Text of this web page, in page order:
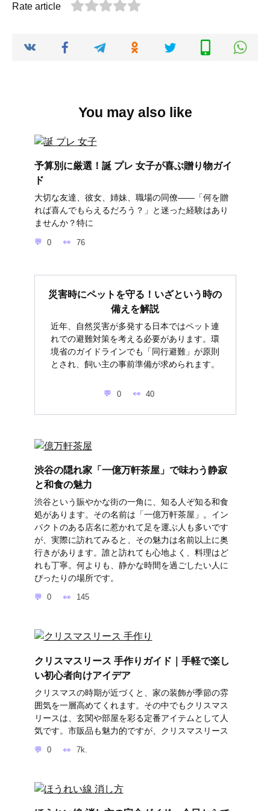
Rate article
You may also like
予算別に厳選！誕 プレ 女子が喜ぶ贈り物ガイ
ド
大切な友達、彼女、姉妹、職場の同僚――「何を贈
れば喜んでもらえるだろう？」と迷った経験はあり
ませんか？特に
0 76
災害時にペットを守る！いざという時の
備えを解説
近年、自然災害が多発する日本ではペット連
れでの避難対策を考える必要があります。環
境省のガイドラインでも「同行避難」が原則
とされ、飼い主の事前準備が求められます。
0 40
渋谷の隠れ家「一億万軒茶屋」で味わう静寂
と和食の魅力
渋谷という賑やかな街の一角に、知る人ぞ知る和食
処があります。その名前は「一億万軒茶屋」。イン
パクトのある店名に惹かれて足を運ぶ人も多いです
が、実際に訪れてみると、その魅力は名前以上に奥
行きがあります。誰と訪れても心地よく、料理はど
れも丁寧。何よりも、静かな時間を過ごしたい人に
ぴったりの場所です。
0 145
クリスマスリース 手作りガイド｜手軽で楽し
い初心者向けアイデア
クリスマスの時期が近づくと、家の装飾が季節の雰
囲気を一層高めてくれます。その中でもクリスマス
リースは、玄関や部屋を彩る定番アイテムとして人
気です。市販品も魅力的ですが、クリスマスリース
0 7k.